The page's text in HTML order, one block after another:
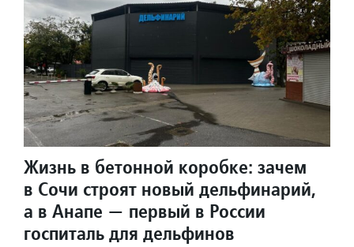
Жизнь в бетонной коробке: зачем
в Сочи строят новый дельфинарий,
а в Анапе — первый в России
госпиталь для дельфинов